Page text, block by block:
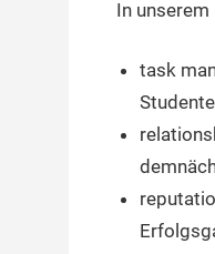
In
task